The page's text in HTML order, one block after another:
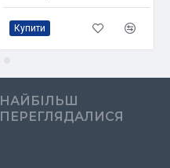
Купити
НАЙБІЛЬШ
ПЕРЕГЛЯДАЛИСЯ